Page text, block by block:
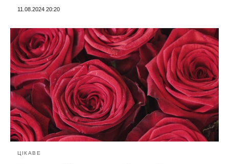
11.08.2024 20:20
ЦІКАВЕ